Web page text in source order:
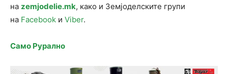
на zemjodelie.mk, како и Земјоделските групи
на Facebook и Viber.
Само Рурално